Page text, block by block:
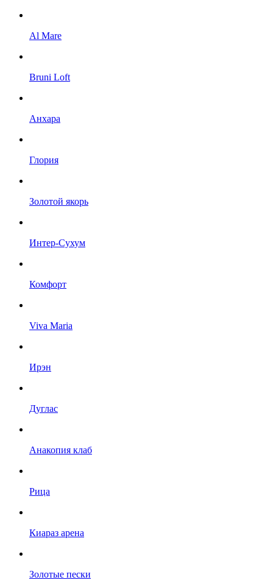
Al Mare
Bruni Loft
Анхара
Глория
Золотой якорь
Интер-Сухум
Комфорт
Viva Maria
Ирэн
Дуглас
Анакопия клаб
Рица
Киараз арена
Золотые пески